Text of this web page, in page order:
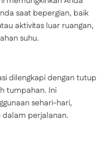
saat bepergian, baik
aktivitas luar ruangan,
suhu.
dilengkapi dengan tutup
tumpahan. Ini
sehari-hari,
perjalanan.